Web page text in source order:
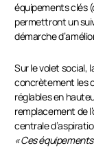
équipements clés
permettront un
démarche
Sur le volet social,
concrètement les
réglables en
remplacement de
centrale
« Ces